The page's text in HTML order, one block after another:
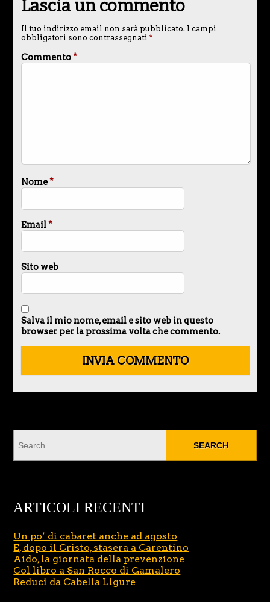
Lascia un commento
Il tuo indirizzo email non sarà pubblicato. I campi
obbligatori sono contrassegnati *
Commento*
Nome*
Email*
Sito web
Salva il mio nome, email e sito web in questo
browser per la prossima volta che commento.
ARTICOLI RECENTI
Un po’ di cabaret anche ad agosto
E, dopo il Cristo, stasera a Carentino
Aido, la giornata della prevenzione
Col libro a San Rocco di Gamalero
Reduci da Cabella Ligure